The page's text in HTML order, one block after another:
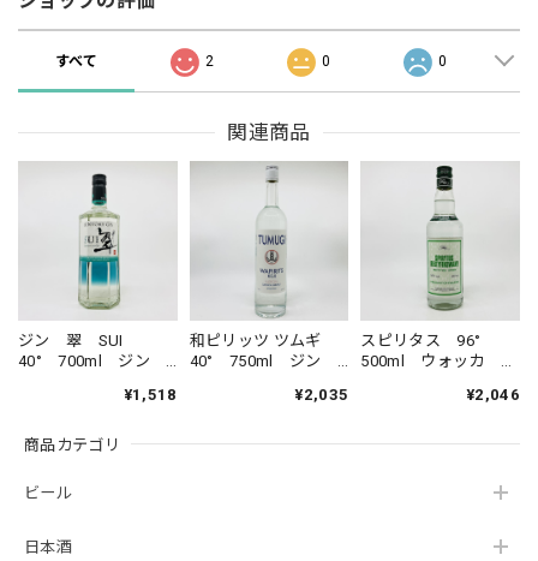
商品カテゴリ
ビール
日本酒
すべて 2 0 0
関連商品
ジン 翠 SUI
40° 700ml ジン
リー すい ジャパ
SUNTORY GIN
GIN
¥1,518
和ピリッツ ツムギ
40° 750ml ジン
¥2,035
スピリタス 96°
500ml ウォッカ ス
¥2,046